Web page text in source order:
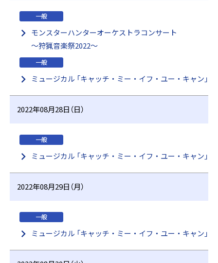
一般
モンスターハンターオーケストラコンサート
〜狩猟音楽祭2022〜
一般
ミュージカル 「キャッチ・ミー・イフ・ユー・キャン」
2022年08月28日（日）
一般
ミュージカル 「キャッチ・ミー・イフ・ユー・キャン」
2022年08月29日（月）
一般
ミュージカル 「キャッチ・ミー・イフ・ユー・キャン」